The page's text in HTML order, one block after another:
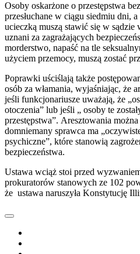
Osoby oskarżone o przestępstwa
przesłuchane w ciągu siedmiu dni,
ucieczką muszą stawić się w
uznani za zagrażających
morderstwo, napaść na tle
użyciem przemocy, muszą zostać
Poprawki uściślają także
osób za włamania, wyjaśniając, że
jeśli funkcjonariusze uważają, że
otoczenia” lub jeśli „ osoby te
przestępstwa”. Aresztowania
domniemany sprawca ma
psychiczne”, które stanowią
bezpieczeństwa.
Ustawa wciąż stoi przed
prokuratorów stanowych ze 102
że ustawa naruszyła Konstytucję